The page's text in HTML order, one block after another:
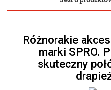
Różnorakie
marki SPRO.
skuteczny